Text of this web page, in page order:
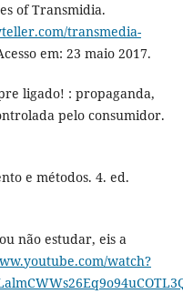
of Transmidia.
transmedia-
em: 23 maio 2017.
ligado! : propaganda,
pelo consumidor.
e métodos. 4. ed.
não estudar, eis a
watch?